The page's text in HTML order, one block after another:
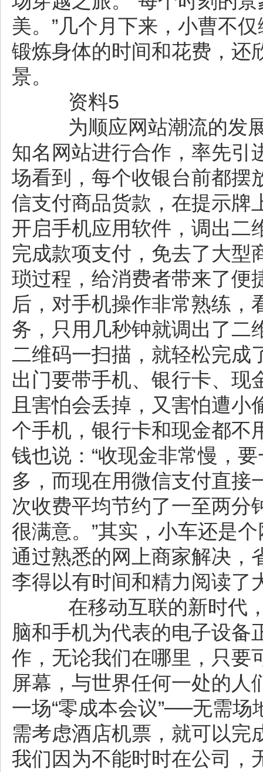
美。”几个月下来，小曹不
锻炼身体的时间和花费，还
景。
资料5
为顺应网站潮流的发展
知名网站进行合作，率先引
场看到，每个收银台前都摆
信支付商品货款，在提示牌
开启手机应用软件，调出二
完成款项支付，免去了大型
琐过程，给消费者带来了便
后，对手机操作非常熟练，
务，只用几秒钟就调出了二
二维码一扫描，就轻松完成
出门要带手机、银行卡、现
且害怕会丢掉，又害怕遭
个手机，银行卡和现金都不
钱也说：“收现金非常慢，
多，而现在用微信支付直接
次收费平均节约了一至两分
很满意。”其实，小车还是
通过熟悉的网上商家解决，
李得以有时间和精力阅读了
在移动互联的新时代，
脑和手机为代表的电子设备
作，无论我们在哪里，只要
屏幕，与世界任何一处的人
一场“零成本会议”──无需
需考虑酒店机票，就可以完
我们因为不能时时在公司，